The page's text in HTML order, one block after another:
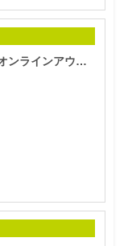
ニューバランス（new balance）公式オンラインアウトレット